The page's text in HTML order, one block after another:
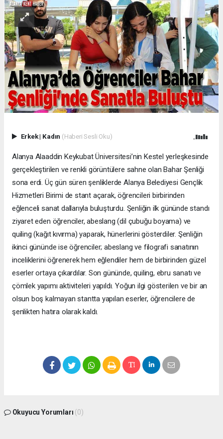
Erkek| Kadın (Haberi Sesli Oku)
Alanya Alaaddin Keykubat Üniversitesi’nin Kestel yerleşkesinde
gerçekleştirilen ve renkli görüntülere sahne olan Bahar Şenliği
sona erdi. Üç gün süren şenliklerde Alanya Belediyesi Gençlik
Hizmetleri Birimi de stant açarak, öğrencileri birbirinden
eğlenceli sanat dallarıyla buluşturdu. Şenliğin ilk gününde standı
ziyaret eden öğrenciler, abeslang (dil çubuğu boyama) ve
quiling (kağıt kıvırma) yaparak, hünerlerini gösterdiler. Şenliğin
ikinci gününde ise öğrenciler; abeslang ve filografi sanatının
inceliklerini öğrenerek hem eğlendiler hem de birbirinden güzel
eserler ortaya çıkardılar. Son gününde, quiling, ebru sanatı ve
çömlek yapımı aktiviteleri yapıldı. Yoğun ilgi gösterilen ve bir an
olsun boş kalmayan stantta yapılan eserler, öğrencilere de
şenlikten hatıra olarak kaldı.
Okuyucu Yorumları (0)